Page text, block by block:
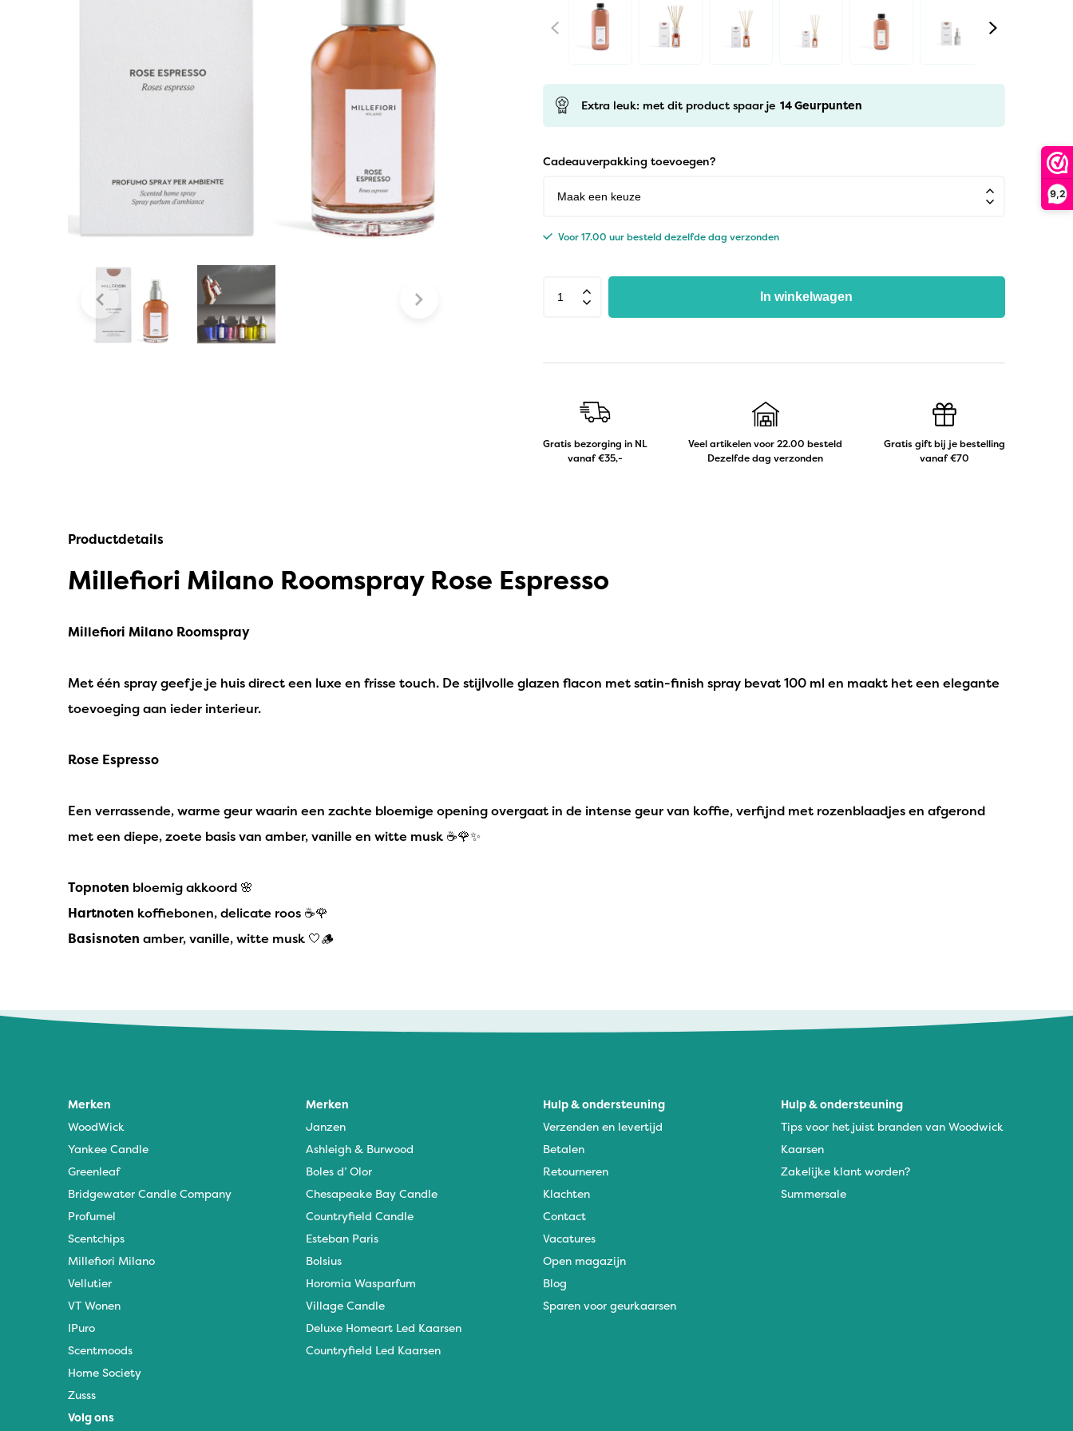
9,2
Millefiori Milano
Boles d' Olor
Il Bucato Di Adele
Countryfield Candle
Vellutier
Max Benjamin
Scentmoods
Joeff Muuss
Extra leuk: met dit product spaar je 14Geurpunten
Cadeauverpakking toevoegen?
Voor 17.00 uur besteld dezelfde dag verzonden
In winkelwagen
Gratis bezorging in NL
vanaf €35,-
Veel artikelen voor 22.00 besteld
Dezelfde dag verzonden
Gratis gift bij je bestelling
vanaf €70
Productdetails
Millefiori Milano Roomspray Rose Espresso
Millefiori Milano Roomspray
Met één spray geef je je huis direct een luxe en frisse touch. De stijlvolle glazen flacon met satin-finish spray bevat 100 ml en maakt het een elegante
toevoeging aan ieder interieur.
Rose Espresso
Een verrassende, warme geur waarin een zachte bloemige opening overgaat in de intense geur van koffie, verfijnd met rozenblaadjes en afgerond
met een diepe, zoete basis van amber, vanille en witte musk ☕🌹✨
Topnoten bloemig akkoord 🌸
Hartnoten koffiebonen, delicate roos ☕🌹
Basisnoten amber, vanille, witte musk 🤍🪵
Merken
WoodWick
Yankee Candle
Greenleaf
Bridgewater Candle Company
Profumel
Scentchips
Millefiori Milano
Vellutier
VT Wonen
IPuro
Scentmoods
Home Society
Zusss
Merken
Janzen
Ashleigh & Burwood
Boles d’ Olor
Chesapeake Bay Candle
Countryfield Candle
Esteban Paris
Bolsius
Horomia Wasparfum
Village Candle
Deluxe Homeart Led Kaarsen
Countryfield Led Kaarsen
Hulp & ondersteuning
Verzenden en levertijd
Betalen
Retourneren
Klachten
Contact
Vacatures
Open magazijn
Blog
Sparen voor geurkaarsen
Hulp & ondersteuning
Tips voor het juist branden van Woodwick
Kaarsen
Zakelijke klant worden?
Summersale
Volg ons